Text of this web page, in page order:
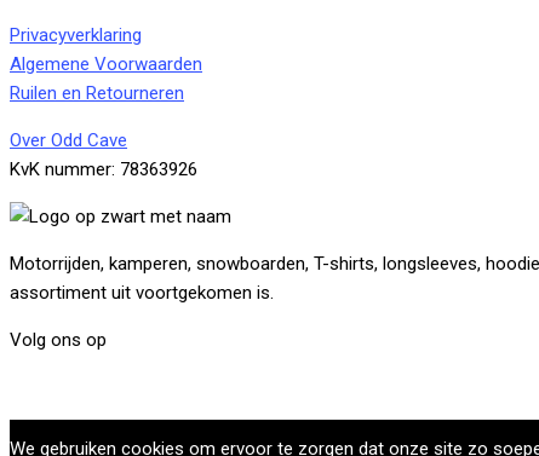
Privacyverklaring
Algemene Voorwaarden
Ruilen en Retourneren
Over Odd Cave
KvK nummer: 78363926
Motorrijden, kamperen, snowboarden, T-shirts, longsleeves,
assortiment uit voortgekomen is.
Volg ons op
We gebruiken cookies om ervoor te zorgen dat onze site zo